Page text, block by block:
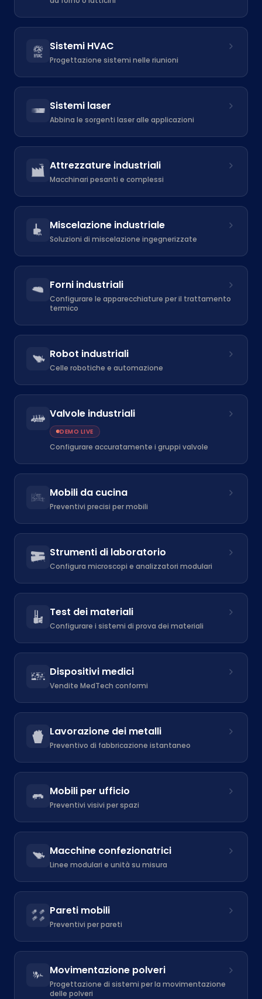
Sistemi HVAC
Progettazione sistemi nelle riunioni
Sistemi laser
Abbina le sorgenti laser alle applicazioni
Attrezzature industriali
Macchinari pesanti e complessi
Miscelazione industriale
Soluzioni di miscelazione ingegnerizzate
Forni industriali
Configurare le apparecchiature per il trattamento
termico
Robot industriali
Celle robotiche e automazione
Valvole industriali
DEMO LIVE
Configurare accuratamente i gruppi valvole
Mobili da cucina
Preventivi precisi per mobili
Strumenti di laboratorio
Configura microscopi e analizzatori modulari
Test dei materiali
Configurare i sistemi di prova dei materiali
Dispositivi medici
Vendite MedTech conformi
Lavorazione dei metalli
Preventivo di fabbricazione istantaneo
Mobili per ufficio
Preventivi visivi per spazi
Macchine confezionatrici
Linee modulari e unità su misura
Pareti mobili
Preventivi per pareti
Movimentazione polveri
Progettazione di sistemi per la movimentazione
delle polveri